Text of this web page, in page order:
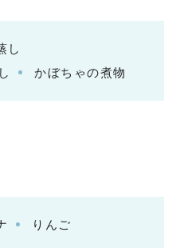
し
かぼちゃの煮物
りんご